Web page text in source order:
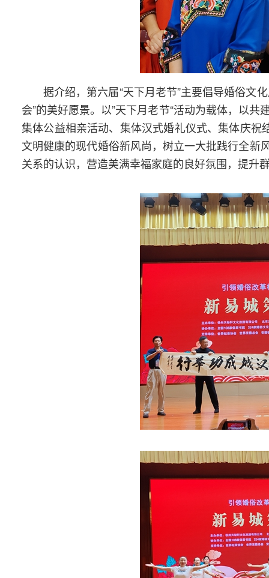
据介绍，第六届“天下月老节”主要倡导婚俗文
会”的美好愿景。以”天下月老节“活动为载体，以
集体公益相亲活动、集体汉式婚礼仪式、集体庆祝
文明健康的现代婚俗新风尚，树立一大批践行全
关系的认识，营造美满幸福家庭的良好氛围，提升